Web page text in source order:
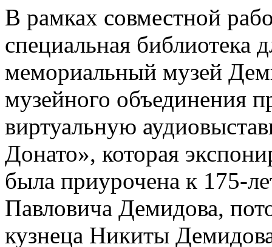
В рамках совместной
специальная библиотека
мемориальный музей
музейного объединения
виртуальную
Донато», которая
была приурочена к 175-
Павловича Демидова,
кузнеца Никиты